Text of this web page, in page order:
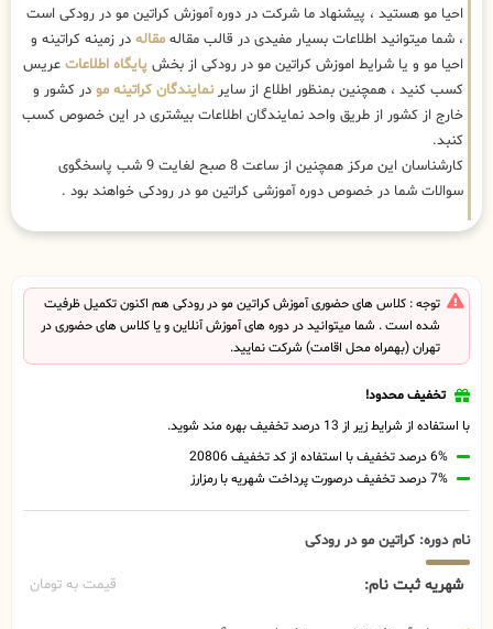
احیا مو هستید ، پیشنهاد ما شرکت در دوره آموزش کراتین مو در رودکی است
، شما میتوانید اطلاعات بسیار مفیدی در قالب مقاله مقاله در زمینه کراتینه و
احیا مو و یا شرایط اموزش کراتین مو در رودکی از بخش پایگاه اطلاعات عریس
کسب کنید ، همچنین بمنظور اطلاع از سایرنمایندگان کراتینه مو در کشور و
خارج از کشور از طریق واحد نمایندگان اطلاعات بیشتری در این خصوص کسب
کنبد.
کارشناسان این مرکز همچنین از ساعت 8 صبح لغایت 9 شب پاسخگوی
سوالات شما در خصوص دوره آموزشی کراتین مو در رودکی خواهند بود .
توجه : کلاس های حضوری آموزش کراتین مو در رودکی هم اکنون تکمیل ظرفیت
شده است . شما میتوانید در دوره های آموزش آنلاین و یا کلاس های حضوری در
تهران (بهمراه محل اقامت) شرکت نمایید.
تخفیف محدود!
با استفاده از شرایط زیر از 13 درصد تخفیف بهره مند شوید.
6% درصد تخفیف با استفاده از کد تخفیف 20806
7% درصد تخفیف درصورت پرداخت شهریه با رمزارز
نام دوره: کراتین مو در رودکی
شهریه ثبت نام: قیمت به تومان